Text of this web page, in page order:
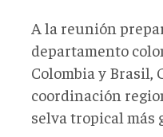
A la reunión
departamento
Colombia y Brasil,
coordinación
selva tropical más